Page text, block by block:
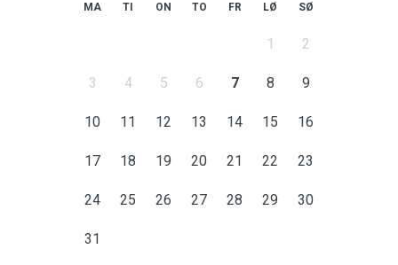
MA TI ON TO FR LØ SØ
1 2
3 4 5 6 7 8 9
10 11 12 13 14 15 16
17 18 19 20 21 22 23
24 25 26 27 28 29 30
31